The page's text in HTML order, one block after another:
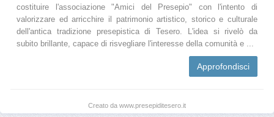
costituire l'associazione "Amici del Presepio" con l'intento di
valorizzare ed arricchire il patrimonio artistico, storico e culturale
dell'antica tradizione presepistica di Tesero. L'idea si rivelò da
subito brillante, capace di risvegliare l'interesse della comunità e ...
Approfondisci
Creato da www.presepiditesero.it